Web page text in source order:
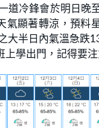
道冷鋒會於明日晚
氣顯著轉涼，預料
大半日內氣溫急跌
上學出門，記得要注